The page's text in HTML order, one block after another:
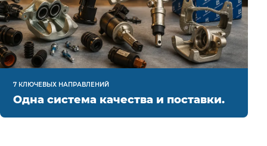
7 КЛЮЧЕВЫХ НАПРАВЛЕНИЙ
Одна система качества и поставки.